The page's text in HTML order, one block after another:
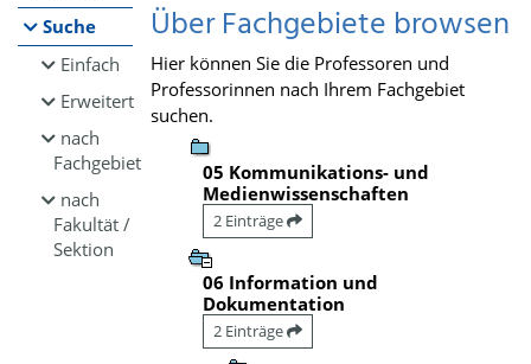
Suche
Einfach
Erweitert
nach
Fachgebiet
nach
Fakultät /
Sektion
Über Fachgebiete browsen
Hier können Sie die Professoren und
Professorinnen nach Ihrem Fachgebiet
suchen.
05 Kommunikations- und
Medienwissenschaften
2 Einträge
06 Information und
Dokumentation
2 Einträge